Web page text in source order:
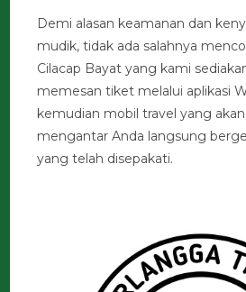
Demi alasan keamanan dan
mudik, tidak ada salahnya
Cilacap Bayat yang kami
memesan tiket melalui aplikasi
kemudian mobil travel yang
mengantar Anda langsung
yang telah disepakati.